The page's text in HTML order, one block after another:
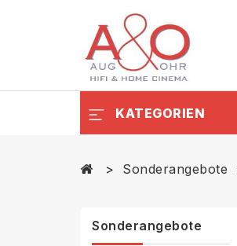
KATEGORIEN
Sonderangebote
Sonderangebote